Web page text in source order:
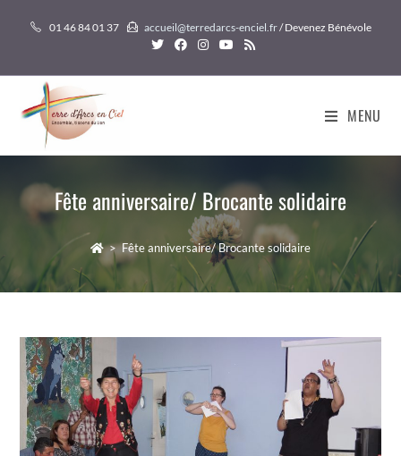
01 46 84 01 37 accueil@terredarcs-enciel.fr/ Devenez Bénévole
MENU
Fête anniversaire/ Brocante solidaire
> Fête anniversaire/ Brocante solidaire